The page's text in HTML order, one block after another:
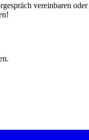
vereinbaren oder